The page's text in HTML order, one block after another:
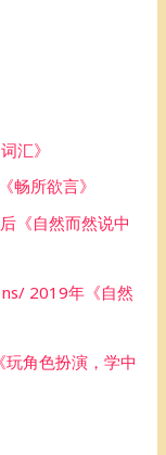
汇》
畅所欲言》
《自然而然说中
2019年《自然
角色扮演，学中